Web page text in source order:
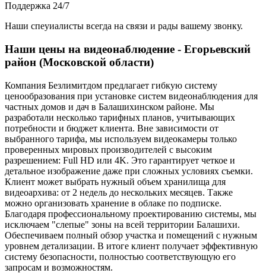
Поддержка 24/7
Наши спеуиалисты всегда на связи и рады вашему звонку.
Наши цены на видеонаблюдение - Егорьевский
район (Московской области)
Компания Безлимитдом предлагает гибкую систему
ценообразования при установке систем видеонаблюдения для
частных домов и дач в Балашихинском районе. Мы
разработали несколько тарифных планов, учитывающих
потребности и бюджет клиента. Вне зависимости от
выбранного тарифа, мы используем видеокамеры только
проверенных мировых производителей с высоким
разрешением: Full HD или 4K. Это гарантирует четкое и
детальное изображение даже при сложных условиях съемки.
Клиент может выбрать нужный объем хранилища для
видеоархива: от 2 недель до нескольких месяцев. Также
можно организовать хранение в облаке по подписке.
Благодаря профессиональному проектированию системы, мы
исключаем "слепые" зоны на всей территории Балашихи.
Обеспечиваем полный обзор участка и помещений с нужным
уровнем детализации. В итоге клиент получает эффективную
систему безопасности, полностью соответствующую его
запросам и возможностям.